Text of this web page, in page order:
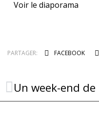
Voir le diaporama
PARTAGER: FACEBOOK